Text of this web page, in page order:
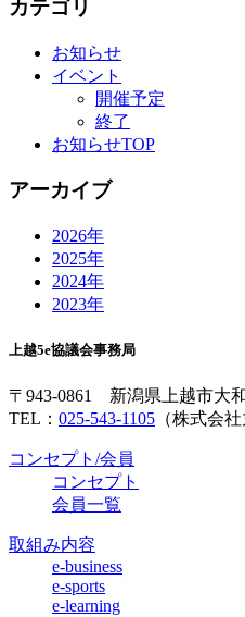
カテゴリ
お知らせ
イベント
開催予定
終了
お知らせTOP
アーカイブ
2026年
2025年
2024年
2023年
上越5e協議会事務局
〒943-0861 新潟県上越市大
TEL： 025-543-1105 （株式会社
コンセプト/会員
コンセプト
会員一覧
取組み内容
e-business
e-sports
e-learning